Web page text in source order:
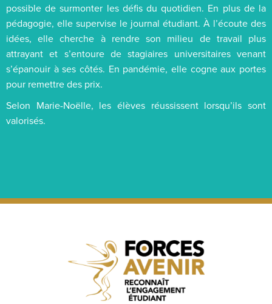
possible de surmonter les défis du quotidien. En plus de la
pédagogie, elle supervise le journal étudiant. À l’écoute des
idées, elle cherche à rendre son milieu de travail plus
attrayant et s’entoure de stagiaires universitaires venant
s’épanouir à ses côtés. En pandémie, elle cogne aux portes
pour remettre des prix.
Selon Marie-Noëlle, les élèves réussissent lorsqu’ils sont
valorisés.